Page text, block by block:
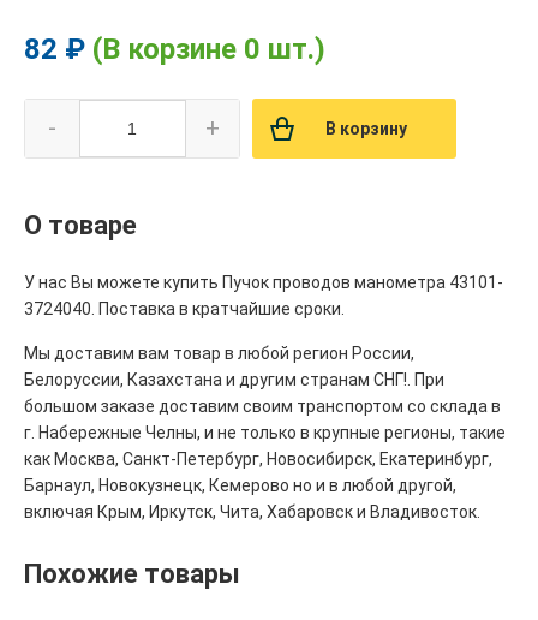
82 ₽ (В корзине 0 шт.)
- + В корзину
О товаре
У нас Вы можете купить Пучок проводов манометра 43101-
3724040. Поставка в кратчайшие сроки.
Мы доставим вам товар в любой регион России,
Белоруссии, Казахстана и другим странам СНГ!. При
большом заказе доставим своим транспортом со склада в
г. Набережные Челны, и не только в крупные регионы, такие
как Москва, Санкт-Петербург, Новосибирск, Екатеринбург,
Барнаул, Новокузнецк, Кемерово но и в любой другой,
включая Крым, Иркутск, Чита, Хабаровск и Владивосток.
Похожие товары